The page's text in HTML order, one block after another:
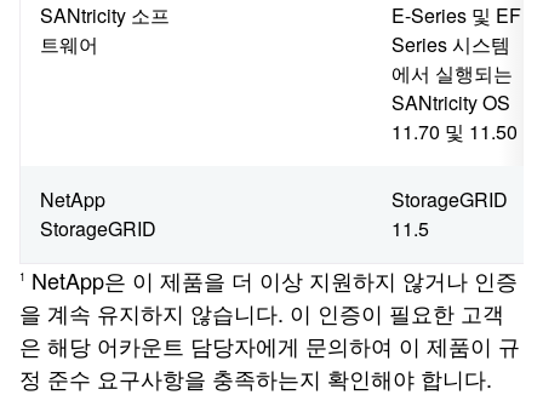
SANtricity 소프
트웨어
E-Series 및 EF
Series 시스템
에서 실행되는
SANtricity OS
11.70 및 11.50
NetApp
StorageGRID
StorageGRID
11.5
1 NetApp은 이 제품을 더 이상 지원하지 않거나 인증
을 계속 유지하지 않습니다. 이 인증이 필요한 고객
은 해당 어카운트 담당자에게 문의하여 이 제품이 규
정 준수 요구사항을 충족하는지 확인해야 합니다.